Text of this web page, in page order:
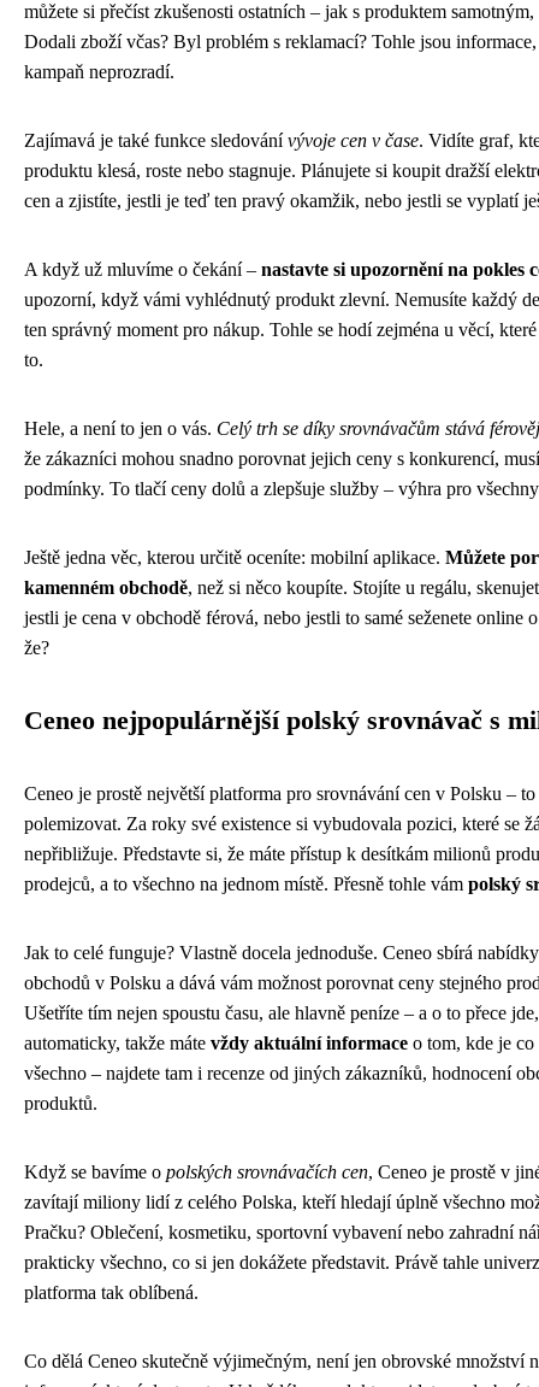
můžete si přečíst zkušenosti ostatních – jak s produktem
Dodali zboží včas? Byl problém s reklamací? Tohle jsou
kampaň neprozradí.
Zajímavá je také funkce sledovánívývoje cen v čase. Vidíte graf,
produktu klesá, roste nebo stagnuje. Plánujete si koupit dražší
cen a zjistíte, jestli je teď ten pravý okamžik, nebo jestli se vyplatí
A když už mluvíme o čekání – nastavte si upozornění na pokles
upozorní, když vámi vyhlédnutý produkt zlevní. Nemusíte každý
ten správný moment pro nákup. Tohle se hodí zejména u věcí,
to.
Hele, a není to jen o vás. Celý trh se díky srovnávačům stává
že zákazníci mohou snadno porovnat jejich ceny s konkurencí,
podmínky. To tlačí ceny dolů a zlepšuje služby – výhra pro
Ještě jedna věc, kterou určitě oceníte: mobilní aplikace. Můžete
kamenném obchodě, než si něco koupíte. Stojíte u regálu,
jestli je cena v obchodě férová, nebo jestli to samé seženete online
že?
Ceneo nejpopulárnější polský srovnávač s
Ceneo je prostě největší platforma pro srovnávání cen v Polsku –
polemizovat. Za roky své existence si vybudovala pozici, které se
nepřibližuje. Představte si, že máte přístup k desítkám milionů
prodejců, a to všechno na jednom místě. Přesně tohle vám polský
Jak to celé funguje? Vlastně docela jednoduše. Ceneo sbírá
obchodů v Polsku a dává vám možnost porovnat ceny stejného
Ušetříte tím nejen spoustu času, ale hlavně peníze – a o to přece
automaticky, takže máte vždy aktuální informace o tom, kde je
všechno – najdete tam i recenze od jiných zákazníků, hodnocení
produktů.
Když se bavíme o polských srovnávačích cen, Ceneo je prostě v
zavítají miliony lidí z celého Polska, kteří hledají úplně všechno
Pračku? Oblečení, kosmetiku, sportovní vybavení nebo zahradní
prakticky všechno, co si jen dokážete představit. Právě tahle
platforma tak oblíbená.
Co dělá Ceneo skutečně výjimečným, není jen obrovské množství